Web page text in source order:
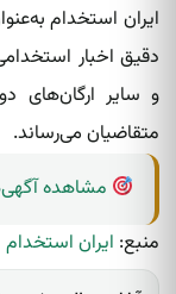
ایران استخدام
دقیق اخبار
و سایر ارگان‌های
متقاضیان می‌رساند.
مشاهده
منبع: ایران استخدام